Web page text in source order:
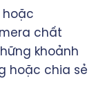
hoặc
chất
khoảnh
hoặc chia sẻ